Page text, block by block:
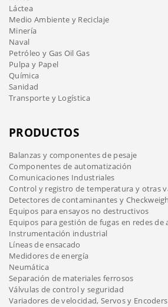
Láctea
Medio Ambiente y Reciclaje
Minería
Naval
Petróleo y Gas Oil Gas
Pulpa y Papel
Química
Sanidad
Transporte y Logística
PRODUCTOS
Balanzas y componentes de pesaje
Componentes de automatización
Comunicaciones Industriales
Control y registro de temperatura y otras
Detectores de contaminantes y
Equipos para ensayos no destructivos
Equipos para gestión de fugas en redes de
Instrumentación industrial
Líneas de ensacado
Medidores de energía
Neumática
Separación de materiales ferrosos
Válvulas de control y seguridad
Variadores de velocidad, Servos y Encoders